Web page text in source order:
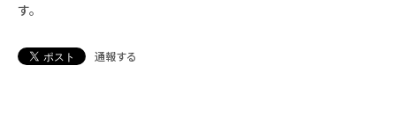
す。
通報する